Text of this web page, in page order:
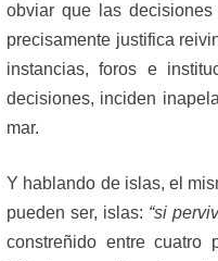
obviar que las
precisamente justifica
instancias, foros e
decisiones, inciden
mar.
Y hablando de islas, el
pueden ser, islas: “si
constreñido entre cuatro